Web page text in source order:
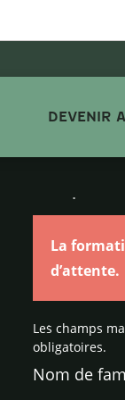
DEVENIR
La
d’attente.
Les champs
obligatoires.
Nom de